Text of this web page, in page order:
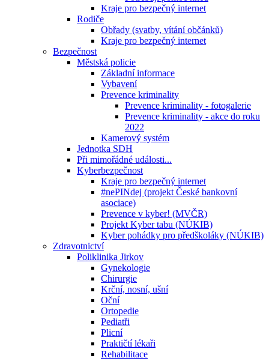
Kraje pro bezpečný internet
Rodiče
Obřady (svatby, vítání občánků)
Kraje pro bezpečný internet
Bezpečnost
Městská policie
Základní informace
Vybavení
Prevence kriminality
Prevence kriminality - fotogalerie
Prevence kriminality - akce do roku
2022
Kamerový systém
Jednotka SDH
Při mimořádné události...
Kyberbezpečnost
Kraje pro bezpečný internet
#nePINdej (projekt České bankovní
asociace)
Prevence v kyber! (MVČR)
Projekt Kyber tabu (NÚKIB)
Kyber pohádky pro předškoláky (NÚKIB)
Zdravotnictví
Poliklinika Jirkov
Gynekologie
Chirurgie
Krční, nosní, ušní
Oční
Ortopedie
Pediatři
Plicní
Praktičtí lékaři
Rehabilitace